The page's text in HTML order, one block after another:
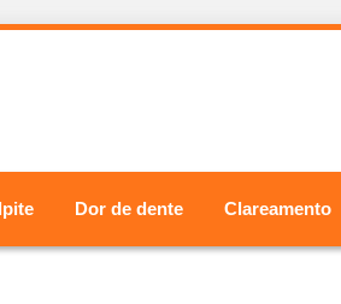
Dor de dente Clareamento